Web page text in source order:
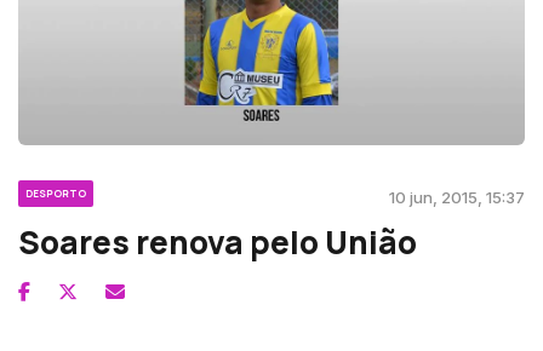
DESPORTO 10 jun, 2015, 15:37
Soares renova pelo União